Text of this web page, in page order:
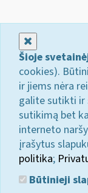
Šioje
cookies).
ir jiems nėra
galite sutikti ir
sutikimą bet
interneto
įrašytus
politika;
Būtinieji